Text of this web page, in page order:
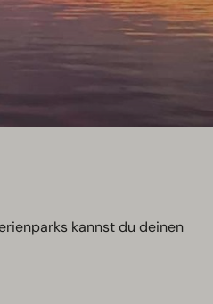
kannst du deinen